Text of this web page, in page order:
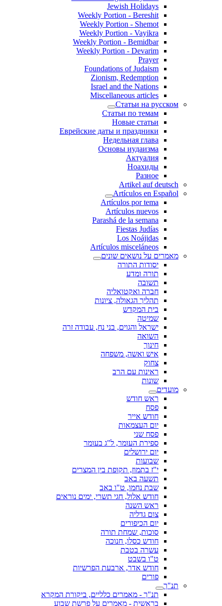
Jewish Holidays
Weekly Portion - Bereshit
Weekly Portion - Shemot
Weekly Portion - Vayikra
Weekly Portion - Bemidbar
Weekly Portion - Devarim
Prayer
Foundations of Judaism
Zionism, Redemption
Israel and the Nations
Miscellaneous articles
Статьи на русском
Статьи по темам
Новые статьи
Еврейские даты и праздники
Недельная глава
Основы иудаизма
Актуалия
Ноахиды
Разное
Artikel auf deutsch
Artículos en Español
Artículos por tema
Artículos nuevos
Parashá de la semana
Fiestas Judías
Los Noájidas
Artículos misceláneos
מאמרים על נושאים שונים
יסודות התורה
תורה ומדע
תשובה
חברה ואקטואליה
תהליך הגאולה, ציונות
בית המקדש
שמיטה
ישראל והגוים, בני נח, עבודה זרה
השואה
חינוך
איש ואשה, משפחה
צחוק
ראינות עם הרב
שונות
מועדים
ראש חודש
פסח
חודש אייר
יום העצמאות
פסח שני
ספירת העומר, ל"ג בעומר
יום ירושלים
שבועות
י"ז בתמוז, תקופת בין המצרים
תשעה באב
שבת נחמו, ט"ו באב
חודש אלול, חגי תשרי, ימים נוראים
ראש השנה
צום גדליה
יום הכיפורים
סוכות, שמחת תורה
חודש כסלו, חנוכה
עשרה בטבת
ט"ו בשבט
חודש אדר, ארבעת הפרשיות
פורים
תנ"ך
תנ"ך - מאמרים כלליים, ביקורת המקרא
בראשית - מאמרים על פרשת שבוע